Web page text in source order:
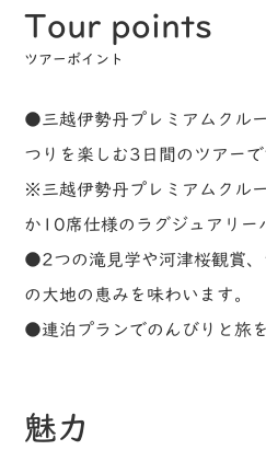
Tour points
ツアーポイント
●三越伊勢丹プレミアムクル
つりを楽しむ3日間のツアーで
※三越伊勢丹プレミアムクル
か10席仕様のラグジュアリー
●2つの滝見学や河津桜観賞
の大地の恵みを味わいます。
●連泊プランでのんびりと旅
魅力